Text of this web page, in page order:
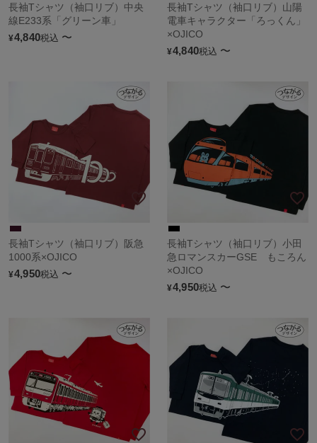
長袖Tシャツ（袖口リブ）中央
線E233系「グリーン車」
¥4,840税込 〜
長袖Tシャツ（袖口リブ）山陽
電車キャラクター「ろっくん」
×OJICO
¥4,840税込 〜
長袖Tシャツ（袖口リブ）阪急
1000系×OJICO
¥4,950税込 〜
長袖Tシャツ（袖口リブ）小田
急ロマンスカーGSE もころん
×OJICO
¥4,950税込 〜